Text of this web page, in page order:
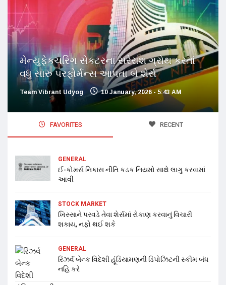
મેન્યુફેક્ચરિંગ સેક્ટરના સરેરાશ ગ્રોથ કરતાં
વધુ સારુ પરફોર્મન્સ આપતા બે શેર્સ
Team Vibrant Udyog 10 January, 2026 - 5:43 AM
FAVORITES RECENT
GENERAL
ઈ-કોમર્સ નિકાસ નીતિ કડક નિયમો સાથે લાગુ કરવામાં
આવી
STOCK MARKET
ખિસ્સાને પરવડે તેવા શેર્સમાં રોકાણ કરવાનું વિચારી
શકાય, નફો થઈ શકે
GENERAL
રિઝર્વ બેન્ક વિદેશી હૂંડિયામણની ડિપોઝિટની સ્કીમ બંધ
નહિ કરે